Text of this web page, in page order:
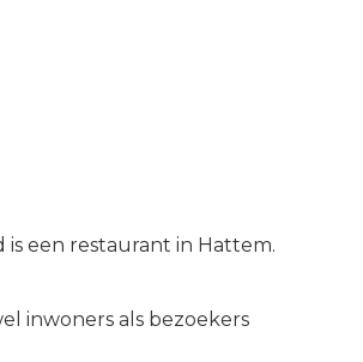
een restaurant in Hattem.
inwoners als bezoekers